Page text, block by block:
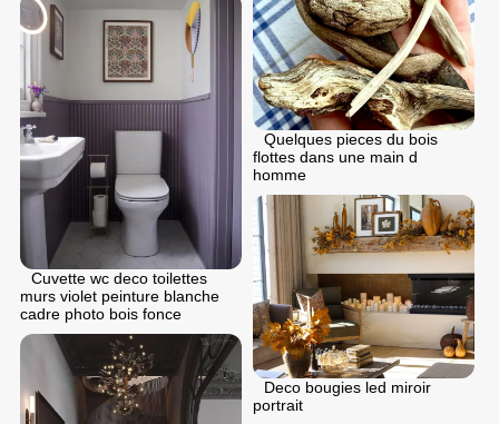
Quelques pieces du bois
flottes dans une main d
homme
Cuvette wc deco toilettes
murs violet peinture blanche
cadre photo bois fonce
Deco bougies led miroir
portrait